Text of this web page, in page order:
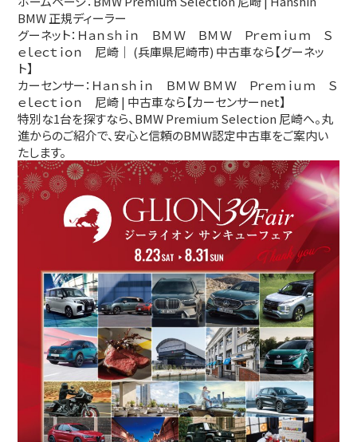
BMW 正規ディーラー
グーネット： Ｈａｎｓｈｉｎ ＢＭＷ ＢＭＷ Ｐｒｅｍｉｕｍ Ｓ
ｅｌｅｃｔｉｏｎ 尼崎｜ (兵庫県尼崎市) 中古車なら【グーネッ
ト】
カーセンサー： Ｈａｎｓｈｉｎ ＢＭＷ ＢＭＷ Ｐｒｅｍｉｕｍ Ｓ
ｅｌｅｃｔｉｏｎ 尼崎 | 中古車なら【カーセンサーnet】
特別な1台を探すなら、BMW Premium Selection 尼崎へ。丸
進からのご紹介で、安心と信頼のBMW認定中古車をご案内い
たします。